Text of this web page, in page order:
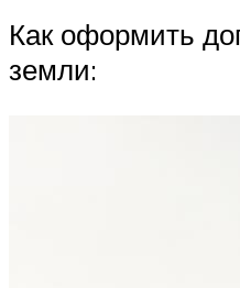
Как оформить
земли: